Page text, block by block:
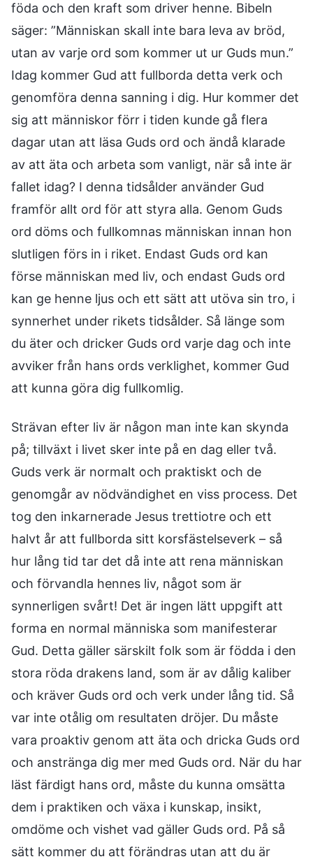
föda och den kraft som driver henne. Bibeln
säger: ”Människan skall inte bara leva av bröd,
utan av varje ord som kommer ut ur Guds mun.”
Idag kommer Gud att fullborda detta verk och
genomföra denna sanning i dig. Hur kommer det
sig att människor förr i tiden kunde gå flera
dagar utan att läsa Guds ord och ändå klarade
av att äta och arbeta som vanligt, när så inte är
fallet idag? I denna tidsålder använder Gud
framför allt ord för att styra alla. Genom Guds
ord döms och fullkomnas människan innan hon
slutligen förs in i riket. Endast Guds ord kan
förse människan med liv, och endast Guds ord
kan ge henne ljus och ett sätt att utöva sin tro, i
synnerhet under rikets tidsålder. Så länge som
du äter och dricker Guds ord varje dag och inte
avviker från hans ords verklighet, kommer Gud
att kunna göra dig fullkomlig.
Strävan efter liv är någon man inte kan skynda
på; tillväxt i livet sker inte på en dag eller två.
Guds verk är normalt och praktiskt och de
genomgår av nödvändighet en viss process. Det
tog den inkarnerade Jesus trettiotre och ett
halvt år att fullborda sitt korsfästelseverk – så
hur lång tid tar det då inte att rena människan
och förvandla hennes liv, något som är
synnerligen svårt! Det är ingen lätt uppgift att
forma en normal människa som manifesterar
Gud. Detta gäller särskilt folk som är födda i den
stora röda drakens land, som är av dålig kaliber
och kräver Guds ord och verk under lång tid. Så
var inte otålig om resultaten dröjer. Du måste
vara proaktiv genom att äta och dricka Guds ord
och anstränga dig mer med Guds ord. När du har
läst färdigt hans ord, måste du kunna omsätta
dem i praktiken och växa i kunskap, insikt,
omdöme och vishet vad gäller Guds ord. På så
sätt kommer du att förändras utan att du är